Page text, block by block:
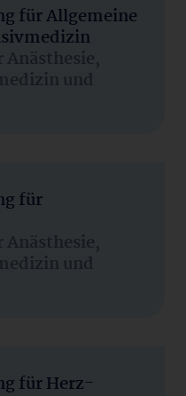
für Allgemeine
und
für
und
für Herz-